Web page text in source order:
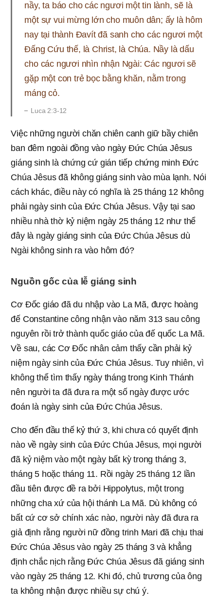
nầy, ta báo cho các ngươi một tin lành, sẽ là
một sự vui mừng lớn cho muôn dân; ấy là hôm
nay tại thành Đavít đã sanh cho các ngươi một
Đấng Cứu thế, là Christ, là Chúa. Nầy là dấu
cho các ngươi nhìn nhận Ngài: Các ngươi sẽ
gặp một con trẻ bọc bằng khăn, nằm trong
máng cỏ.
Luca 2:3-12
Việc những người chăn chiên canh giữ bầy chiên
ban đêm ngoài đồng vào ngày Đức Chúa Jêsus
giáng sinh là chứng cứ gián tiếp chứng minh Đức
Chúa Jêsus đã không giáng sinh vào mùa lạnh. Nói
cách khác, điều này có nghĩa là 25 tháng 12 không
phải ngày sinh của Đức Chúa Jêsus. Vậy tại sao
nhiều nhà thờ kỷ niệm ngày 25 tháng 12 như thể
đây là ngày giáng sinh của Đức Chúa Jêsus dù
Ngài không sinh ra vào hôm đó?
Nguồn gốc của lễ giáng sinh
Cơ Đốc giáo đã du nhập vào La Mã, được hoàng
đế Constantine công nhận vào năm 313 sau công
nguyên rồi trở thành quốc giáo của đế quốc La Mã.
Về sau, các Cơ Đốc nhân cảm thấy cần phải kỷ
niệm ngày sinh của Đức Chúa Jêsus. Tuy nhiên, vì
không thể tìm thấy ngày tháng trong Kinh Thánh
nên người ta đã đưa ra một số ngày được ước
đoán là ngày sinh của Đức Chúa Jêsus.
Cho đến đầu thế kỷ thứ 3, khi chưa có quyết định
nào về ngày sinh của Đức Chúa Jêsus, mọi người
đã kỷ niệm vào một ngày bất kỳ trong tháng 3,
tháng 5 hoặc tháng 11. Rồi ngày 25 tháng 12 lần
đầu tiên được đề ra bởi Hippolytus, một trong
những cha xứ của hội thánh La Mã. Dù không có
bất cứ cơ sở chính xác nào, người này đã đưa ra
giả định rằng người nữ đồng trinh Mari đã chịu thai
Đức Chúa Jêsus vào ngày 25 tháng 3 và khẳng
định chắc nịch rằng Đức Chúa Jêsus đã giáng sinh
vào ngày 25 tháng 12. Khi đó, chủ trương của ông
ta không nhận được nhiều sự chú ý.